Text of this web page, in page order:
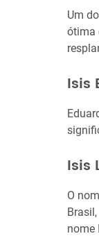
Um
ótima
Isis
Isis
O
nome